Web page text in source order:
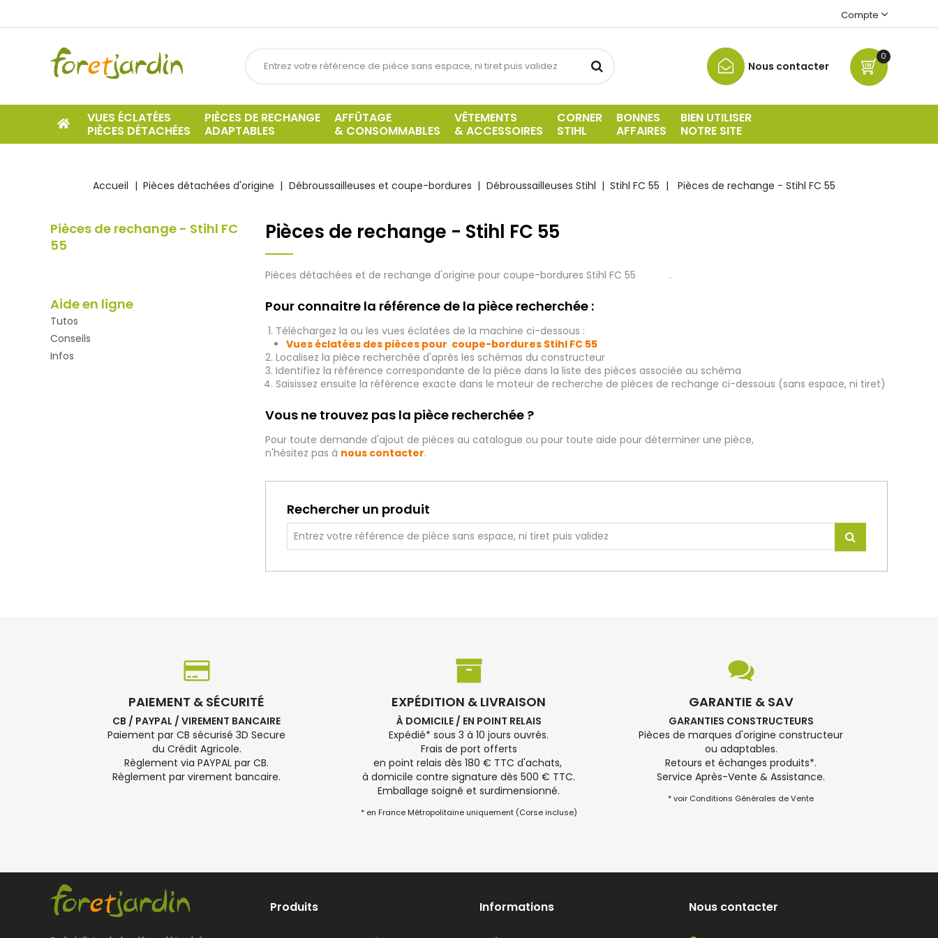
Compte
0
Nous contacter
VUES ÉCLATÉES
PIÈCES DÉTACHÉES
PIÈCES DE RECHANGE
ADAPTABLES
AFFÛTAGE
& CONSOMMABLES
VÊTEMENTS
& ACCESSOIRES
CORNER
STIHL
BONNES
AFFAIRES
BIEN UTILISER
NOTRE SITE
Accueil Pièces détachées d'origine Débroussailleuses et coupe-bordures Débroussailleuses Stihl Stihl FC 55 Pièces de rechange - Stihl FC 55
Pièces de rechange - Stihl FC
55
Aide en ligne
Tutos
Conseils
Infos
Pièces de rechange - Stihl FC 55
Pièces détachées et de rechange d'origine pour coupe-bordures Stihl FC 55 .
Pour connaitre la référence de la pièce recherchée :
Téléchargez la ou les vues éclatées de la machine ci-dessous :
Vues éclatées des pièces pour coupe-bordures Stihl FC 55
Localisez la pièce recherchée d'après les schémas du constructeur
Identifiez la référence correspondante de la pièce dans la liste des pièces associée au schéma
Saisissez ensuite la référence exacte dans le moteur de recherche de pièces de rechange ci-dessous (sans espace, ni tiret)
Vous ne trouvez pas la pièce recherchée ?
Pour toute demande d'ajout de pièces au catalogue ou pour toute aide pour déterminer une pièce,
n'hésitez pas à nous contacter.
Rechercher un produit
PAIEMENT & SÉCURITÉ
CB / PAYPAL / VIREMENT BANCAIRE
Paiement par CB sécurisé 3D Secure
du Crédit Agricole.
Règlement via PAYPAL par CB.
Règlement par virement bancaire.
EXPÉDITION & LIVRAISON
À DOMICILE / EN POINT RELAIS
Expédié* sous 3 à 10 jours ouvrés.
Frais de port offerts
en point relais dès 180 € TTC d'achats,
à domicile contre signature dès 500 € TTC.
Emballage soigné et surdimensionné.
* en France Métropolitaine uniquement (Corse incluse)
GARANTIE & SAV
GARANTIES CONSTRUCTEURS
Pièces de marques d'origine constructeur
ou adaptables.
Retours et échanges produits*.
Service Après-Vente & Assistance.
* voir Conditions Générales de Vente
Produits Informations Nous contacter